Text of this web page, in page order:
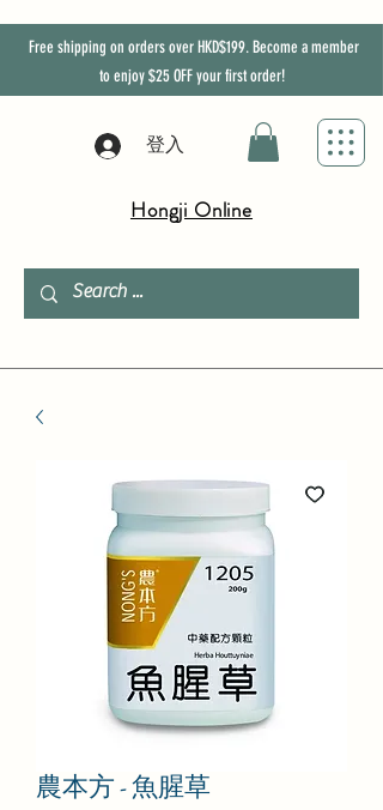
Free shipping on orders over HKD$199. Become a member
to enjoy$25 OFFyour first order!
登入
Hongji Online
農本方 - 魚腥草